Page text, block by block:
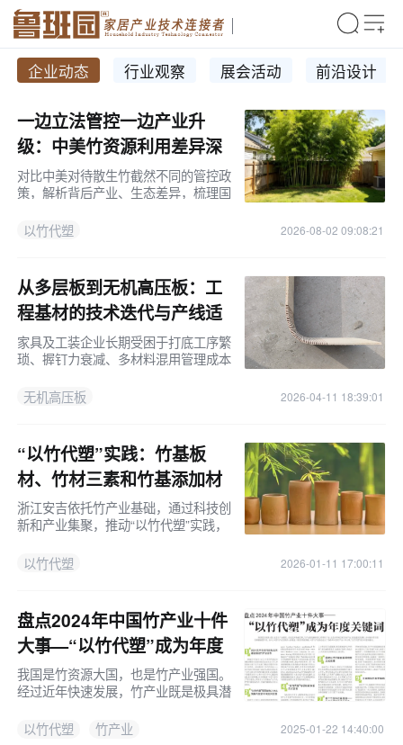
企业动态 行业观察 展会活动 前沿设计
一边立法管控一边产业升
级：中美竹资源利用差异深
度解读！
对比中美对待散生竹截然不同的管控政
策，解析背后产业、生态差异，梳理国
落地前景。
推荐专栏：竹材生产
以竹代塑 2026-08-02 09:08:21
从多层板到无机高压板：工
程基材的技术迭代与产线适
配
家具及工装企业长期受困于打底工序繁
琐、握钉力衰减、多材料混用管理成本
吨级冷压工艺实现结构致密化，握钉力
达1316N且支持免基层直接饰面，为工
无机高压板 2026-04-11 18:39:01
“以竹代塑”实践：竹基板
材、竹材三素和竹基添加材
料！
浙江安吉依托竹产业基础，通过科技创
新和产业集聚，推动“以竹代塑”实践，
以竹代塑
2026-01-11 17:00:11
盘点2024年中国竹产业十件
大事—“以竹代塑”成为年度
关键词
我国是竹资源大国，也是竹产业强国。
经过近年快速发展，竹产业既是极具潜
业，在促进农民增收、乡村振兴等方面
以竹代塑 竹产业 2025-01-22 14:40:00